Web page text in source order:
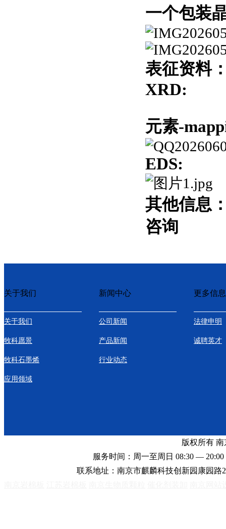
一个包装
表征资料
XRD:
元素-
EDS:
其他信息
咨询
关于我们 新闻中心 更多信息
关于我们
牧科愿景
牧科石墨烯
应用领域
公司新闻
产品新闻
行业动态
法律申明
诚聘英才
版权所有
服务时间：周一至周日 08:30 —
联系地址：南京市麒麟科技创新园康园